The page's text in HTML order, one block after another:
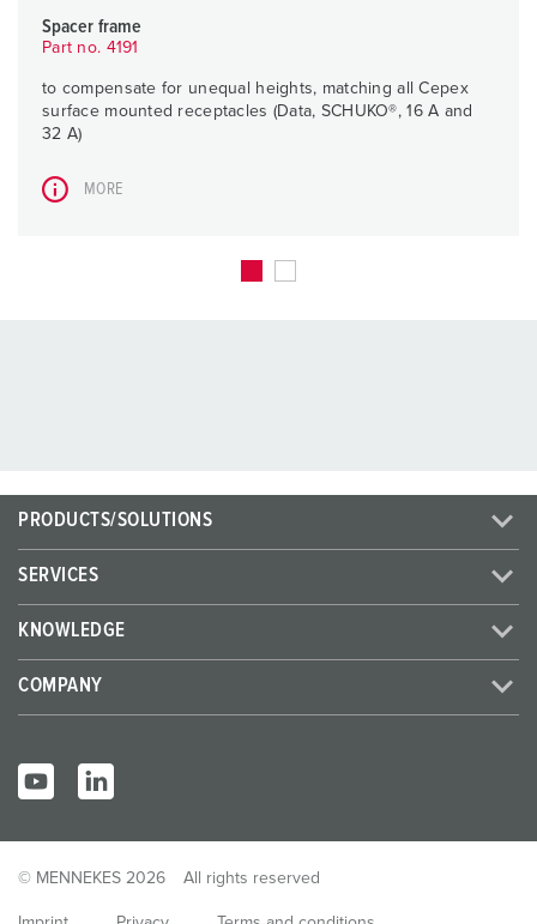
Spacer frame
Part no. 4191
to compensate for unequal heights, matching all Cepex
surface mounted receptacles (Data, SCHUKO®, 16 A and
32 A)
MORE
PRODUCTS/SOLUTIONS
SERVICES
KNOWLEDGE
COMPANY
© MENNEKES 2026 All rights reserved